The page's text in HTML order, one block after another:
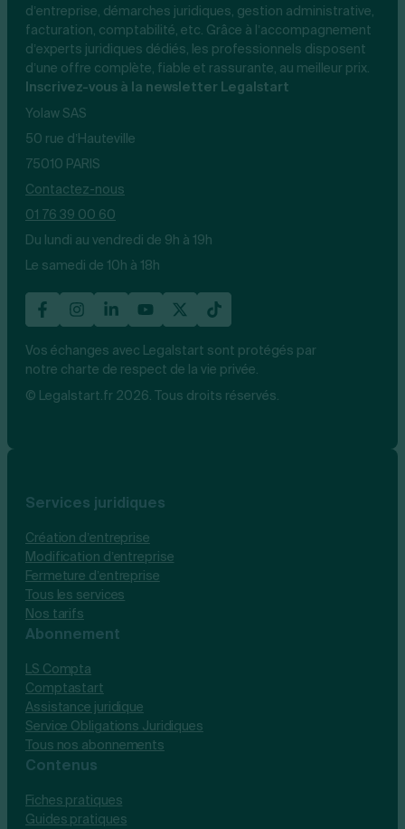
d’entreprise, démarches juridiques, gestion administrative,
facturation, comptabilité, etc. Grâce à l’accompagnement
d’experts juridiques dédiés, les professionnels disposent
d’une offre complète, fiable et rassurante, au meilleur prix.
Inscrivez-vous à la newsletter Legalstart
Yolaw SAS
50 rue d’Hauteville
75010 PARIS
Contactez-nous
01 76 39 00 60
Du lundi au vendredi de 9h à 19h
Le samedi de 10h à 18h
Vos échanges avec Legalstart sont protégés par
notre charte de respect de la vie privée.
© Legalstart.fr 2026. Tous droits réservés.
Services juridiques
Création d’entreprise
Modification d’entreprise
Fermeture d’entreprise
Tous les services
Nos tarifs
Abonnement
LS Compta
Comptastart
Assistance juridique
Service Obligations Juridiques
Tous nos abonnements
Contenus
Fiches pratiques
Guides pratiques